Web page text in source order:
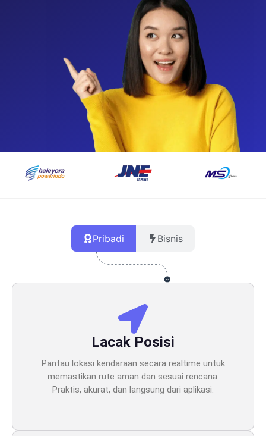
Pribadi Bisnis
Lacak Posisi
Pantau lokasi kendaraan secara realtime untuk
memastikan rute aman dan sesuai rencana.
Praktis, akurat, dan langsung dari aplikasi.